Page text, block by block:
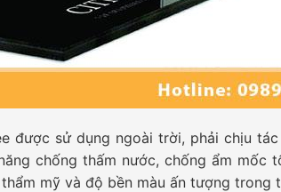
được sử dụng ngoài trời, phải chịu
chống thấm nước, chống ẩm mốc
mỹ và độ bền màu ấn tượng trong